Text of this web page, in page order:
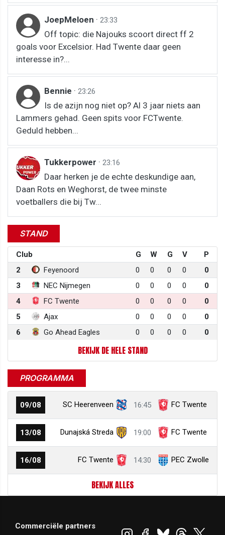
JoepMeloen · 23:33
Off topic: die Najouks scoort direct ff 2
goals voor Excelsior. Had Twente daar geen
interesse in?...
Bennie · 23:26
Is de azijn nog niet op? Al 3 jaar niets aan
Lammers gehad. Geen spits voor FCTwente.
Geduld hebben...
Tukkerpower · 23:16
Daar herken je de echte deskundige aan,
Daan Rots en Weghorst, de twee minste
voetballers die bij Tw...
STAND
Club G W G V
P
2
Feyenoord 0 0 0 0
0
3
NEC Nijmegen 0 0 0 0
0
4
FC Twente 0 0 0 0
0
5
Ajax 0 0 0 0
0
6
Go Ahead Eagles 0 0 0 0 0
BEKIJK DE HELE STAND
PROGRAMMA
09/08 SC Heerenveen 16:45 FC Twente
13/08 Dunajská Streda 19:00 FC Twente
16/08 FC Twente 14:30 PEC Zwolle
BEKIJK ALLES
Commerciële partners